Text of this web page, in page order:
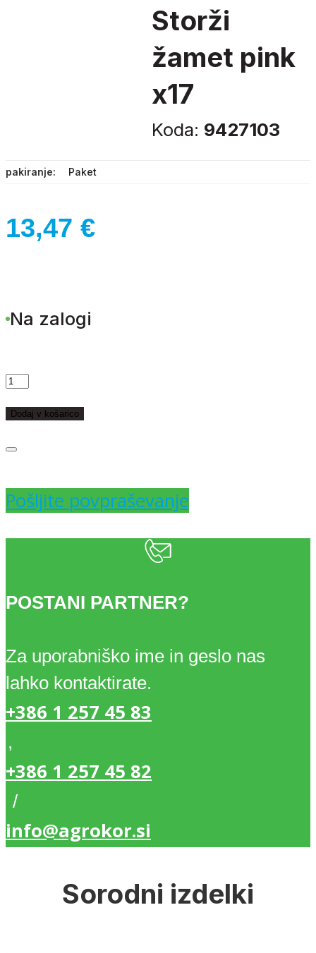
storži
žamet pink
x17
Koda: 9427103
pakiranje Paket
13,47 €
Na zalogi
STORŽI
ŽAMET
PINK
količina
Dodaj v košarico
Pošljite povpraševanje
POSTANI PARTNER?
Za uporabniško ime in geslo nas
lahko kontaktirate.
+386 1 257 45 83
,
+386 1 257 45 82
/
info@agrokor.si
Sorodni izdelki